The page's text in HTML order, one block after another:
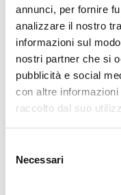
annunci, per fornire
analizzare il nostro
informazioni sul
nostri partner che si
pubblicità e social
con altre
raccolto dal suo
delNecessari